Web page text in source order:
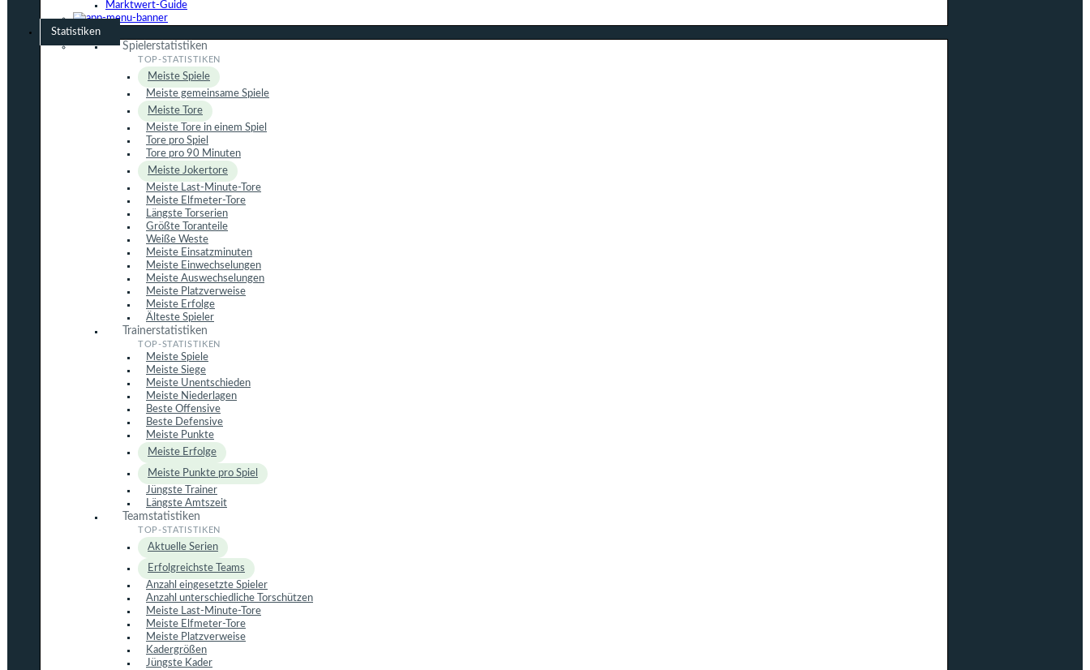
Marktwert-Guide
Statistiken
Spielerstatistiken
Meiste Spiele
Meiste gemeinsame Spiele
Meiste Tore
Meiste Tore in einem Spiel
Tore pro Spiel
Tore pro 90 Minuten
Meiste Jokertore
Meiste Last-Minute-Tore
Meiste Elfmeter-Tore
Längste Torserien
Größte Toranteile
Weiße Weste
Meiste Einsatzminuten
Meiste Einwechselungen
Meiste Auswechselungen
Meiste Platzverweise
Meiste Erfolge
Älteste Spieler
Trainerstatistiken
Meiste Spiele
Meiste Siege
Meiste Unentschieden
Meiste Niederlagen
Beste Offensive
Beste Defensive
Meiste Punkte
Meiste Erfolge
Meiste Punkte pro Spiel
Jüngste Trainer
Längste Amtszeit
Teamstatistiken
Aktuelle Serien
Erfolgreichste Teams
Anzahl eingesetzte Spieler
Anzahl unterschiedliche Torschützen
Meiste Last-Minute-Tore
Meiste Elfmeter-Tore
Meiste Platzverweise
Kadergrößen
Jüngste Kader